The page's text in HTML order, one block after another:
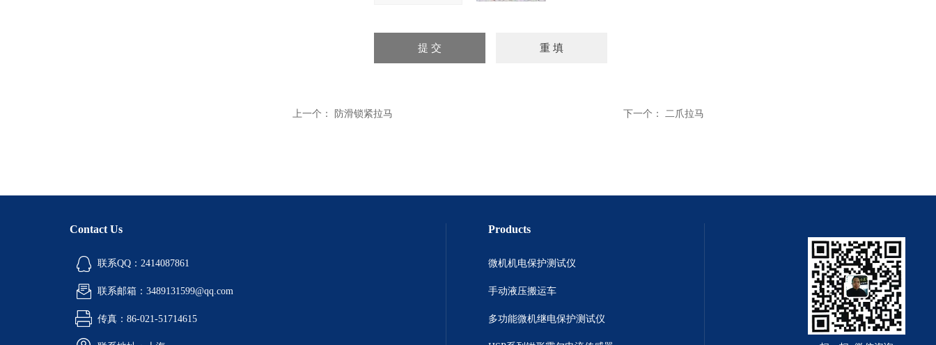
上一个： 防滑锁紧拉马 下一个： 二爪拉马
Contact Us
联系QQ：2414087861
联系邮箱：3489131599@qq.com
传真：86-021-51714615
Products
微机机电保护测试仪
手动液压搬运车
多功能微机继电保护测试仪